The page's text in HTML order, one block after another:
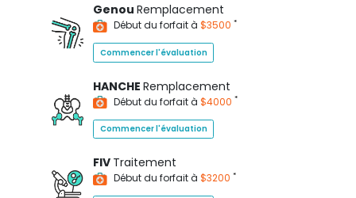
Genou Remplacement
Début du forfait à $3500 *
Commencer l'évaluation
HANCHE Remplacement
Début du forfait à $4000 *
Commencer l'évaluation
FIV Traitement
Début du forfait à $3200 *